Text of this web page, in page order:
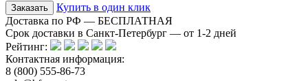
Купить в один клик
Доставка по РФ — БЕСПЛАТНАЯ
Срок доставки в Санкт-Петербург — от 1-2 дней
Рейтинг:
Контактная информация:
8 (800) 555-86-73